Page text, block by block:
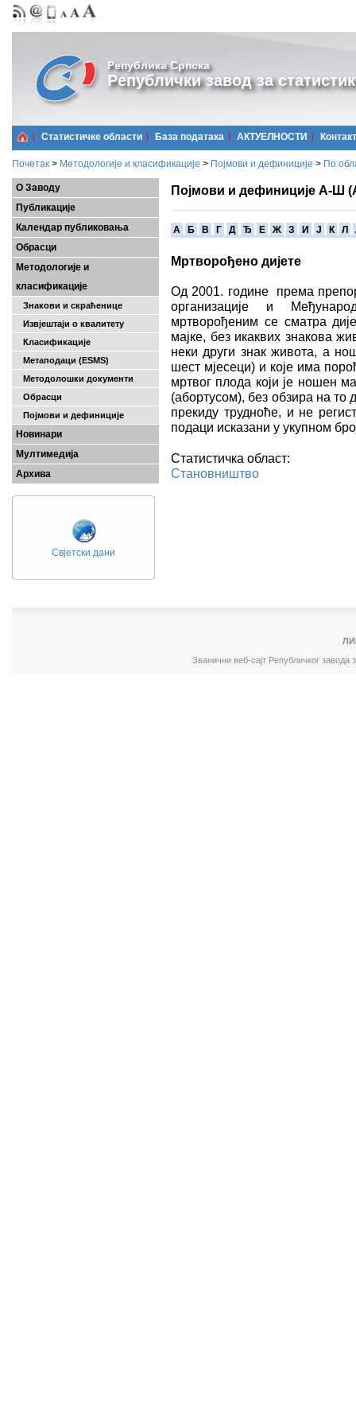
Република Српска
Републички завод за
Статистичке области Базa података АКТУЕЛНОСТИ Контакт
Почетак > Методологије и класификације > Појмови и дефиниције > По
О Заводу
Публикације
Календар публиковања
Обрасци
Методологије и
класификације
Знакови и скраћенице
Извјештаји о квалитету
Класификације
Метаподаци (ESMS)
Методолошки документи
Обрасци
Појмови и дефиниције
Новинари
Мултимедија
Архива
Свјетски дани
Појмови и дефиниције А-Ш
A Б В Г Д Ђ Е Ж З И Ј К Л
Мртворођено дијете
Од 2001. године према
организације и
мртворођеним се сматра
мајке, без икаквих знакова
неки други знак живота, а
шест мјесеци) и које има
мртвог плода који је ношен
(абортусом), без обзира на
прекиду трудноће, и не
подаци исказани у укупном
Статистичка област:
Становништво
Званични веб-сајт Републичког